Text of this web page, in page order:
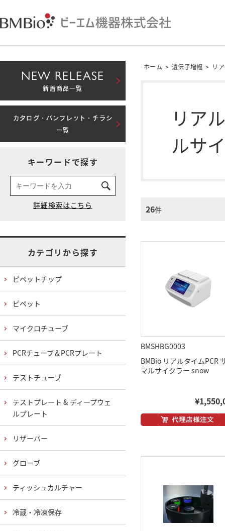
ホーム > 遺伝子増幅 > リ
リア
ルサ
26件
BMSHBG0003
BMBio リアルタイムPCR
マルサイクラー snow
NEW RELEASE
新着商品一覧
カタログ・パンフレット・チラシ
一覧
キーワードで探す
カテゴリから探す
ピペットチップ
ピペット
マイクロチューブ
PCRチューブ＆PCRプレート
テストチューブ
テストプレート & ディープウェ
ルプレート
リザーバー
グローブ
ティッシュカルチャー
冷蔵・冷凍保存